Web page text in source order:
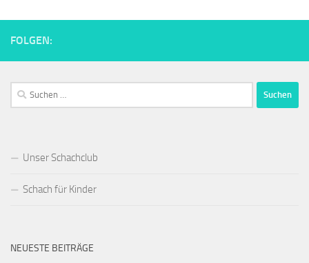
FOLGEN:
Suchen
nach:
Unser Schachclub
Schach für Kinder
NEUESTE BEITRÄGE